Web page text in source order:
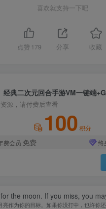
喜欢就支持一下吧
点赞 179 分享 收藏
源，请付费后查看
100 积分
费会员 免费 终
the moon. If you miss, you
亮作为你的目标。如果你没打中，也许你